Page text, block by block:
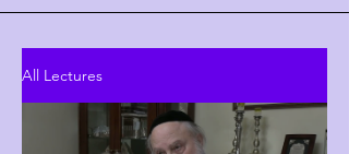
All Lectures